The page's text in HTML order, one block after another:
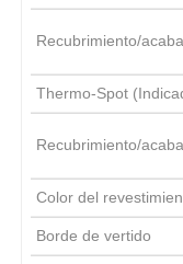
Recubrimiento/
Thermo-Spot
Recubrimiento/
Color del
Borde de vertido